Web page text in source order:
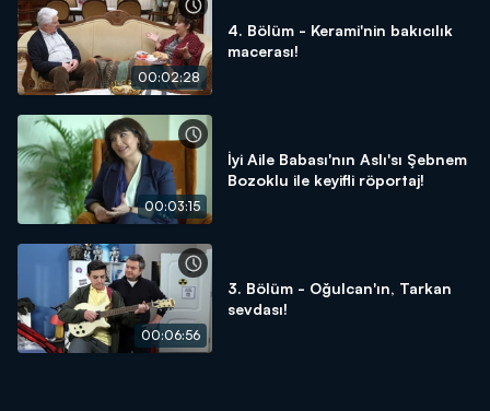
00:02:28
4. Bölüm - Kerami'nin bakıcılık
macerası!
00:03:15
İyi Aile Babası'nın Aslı'sı Şebnem
Bozoklu ile keyifli röportaj!
00:06:56
3. Bölüm - Oğulcan'ın, Tarkan
sevdası!